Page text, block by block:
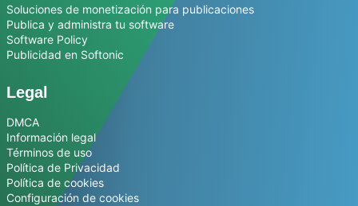
Soluciones de monetización para publicaciones
Publica y administra tu software
Software Policy
Publicidad en Softonic
Legal
DMCA
Información legal
Términos de uso
Política de Privacidad
Política de cookies
Configuración de cookies